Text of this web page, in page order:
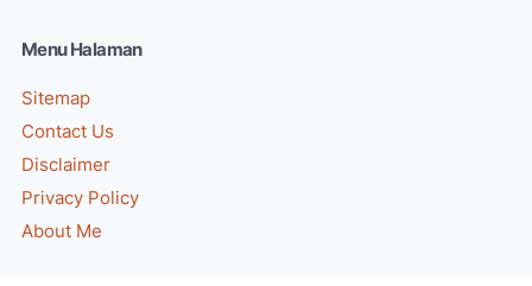
Menu Halaman
Sitemap
Contact Us
Disclaimer
Privacy Policy
About Me